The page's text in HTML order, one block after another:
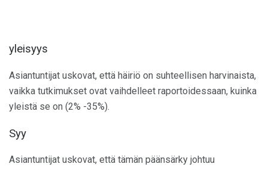
yleisyys
Asiantuntijat uskovat, että häiriö on suhteellisen harvinaista,
vaikka tutkimukset ovat vaihdelleet raportoidessaan, kuinka
yleistä se on (2% -35%).
Syy
Asiantuntijat uskovat, että tämän päänsärky johtuu